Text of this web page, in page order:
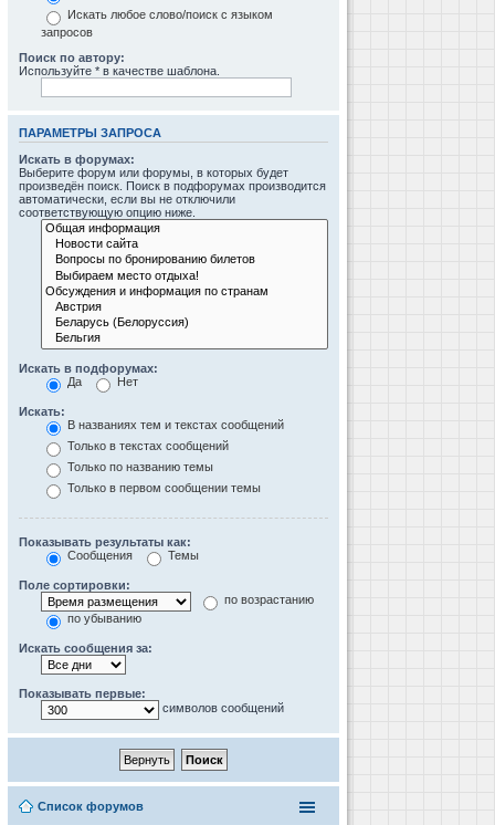
Искать любое слово/поиск с языком
запросов
Поиск по автору:
Используйте * в качестве шаблона.
ПАРАМЕТРЫ ЗАПРОСА
Искать в форумах:
Выберите форум или форумы, в которых будет
произведён поиск. Поиск в подфорумах производится
автоматически, если вы не отключили
соответствующую опцию ниже.
Искать в подфорумах:
Да
Нет
Искать:
В названиях тем и текстах сообщений
Только в текстах сообщений
Только по названию темы
Только в первом сообщении темы
Показывать результаты как:
Сообщения
Темы
Поле сортировки:
по возрастанию
по убыванию
Искать сообщения за:
Показывать первые:
символов сообщений
Список форумов